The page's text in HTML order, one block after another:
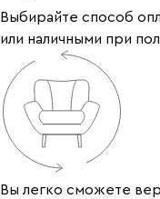
Выбирайте способ
или наличными при
Вы легко сможете